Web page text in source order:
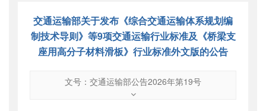
交通运输部关于发布《综合交通运输体系规划编
制技术导则》等9项交通运输行业标准及《桥梁支
座用高分子材料滑板》行业标准外文版的公告
文号：交通运输部公告2026年第19号
交通运输部公告2026年第19号